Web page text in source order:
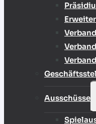
Ausschüsse